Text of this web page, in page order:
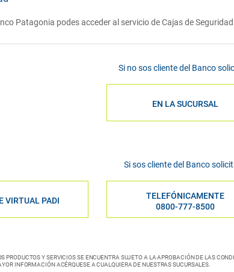
Patagonia podes acceder al servicio de Cajas de
Si no sos cliente del Banco
EN LA SUCURSAL
Si sos cliente del Banco
VIRTUAL PADI
TELEFÓNICAMENTE
0800-777-8500
PRODUCTOS Y SERVICIOS SE ENCUENTRA SUJETO A LA APROBACIÓN DE LAS
INFORMACIÓN ACÉRQUESE A CUALQUIERA DE NUESTRAS SUCURSALES.